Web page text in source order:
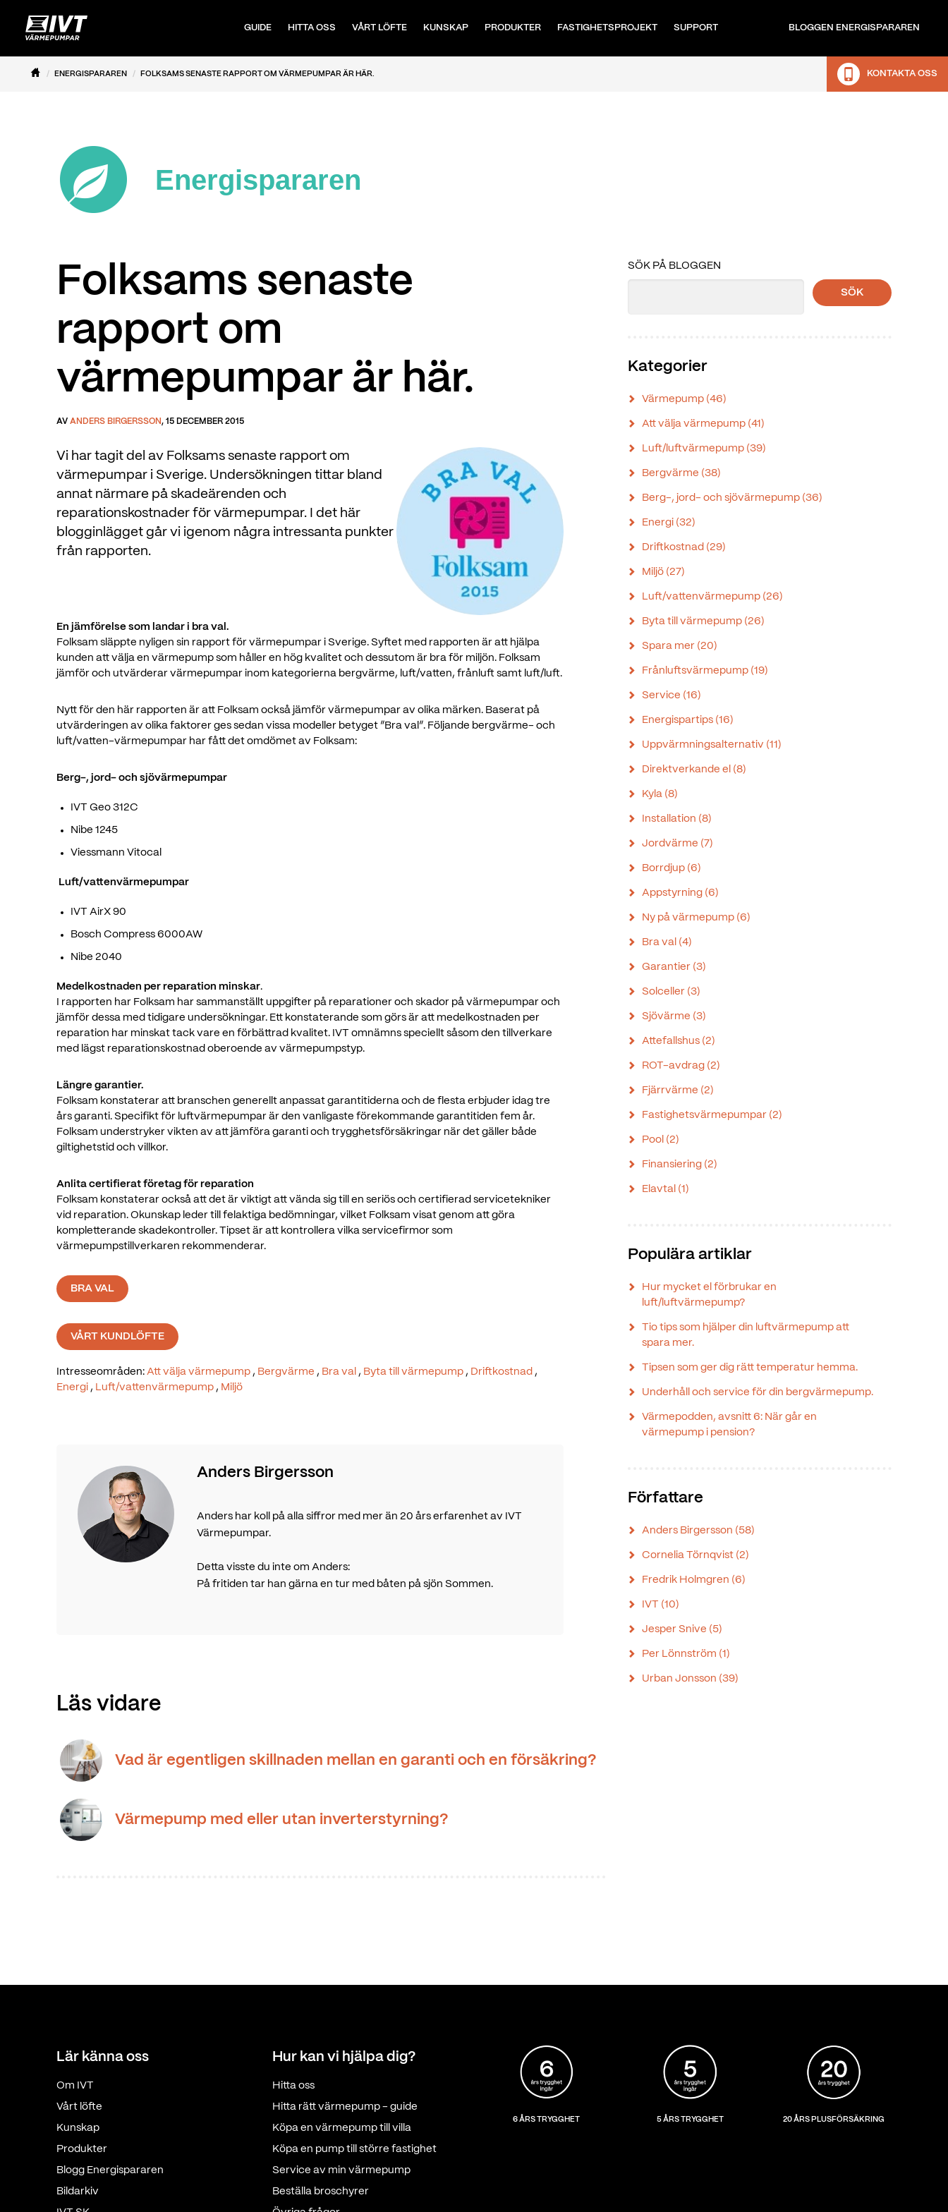
GUIDE HITTA OSS VÅRT LÖFTE KUNSKAP PRODUKTER FASTIGHETSPROJEKT SUPPORT BLOGGEN ENERGISPARAREN
ENERGISPARAREN FOLKSAMS SENASTE RAPPORT OM VÄRMEPUMPAR ÄR HÄR. KONTAKTA OSS
Energispararen
Folksams senaste
rapport om
värmepumpar är här.
AV ANDERS BIRGERSSON, 15 DECEMBER 2015
Vi har tagit del av Folksams senaste rapport om
värmepumpar i Sverige. Undersökningen tittar bland
annat närmare på skadeärenden och
reparationskostnader för värmepumpar. I det här
blogginlägget går vi igenom några intressanta punkter
från rapporten.
En jämförelse som landar i bra val.
Folksam släppte nyligen sin rapport för värmepumpar i Sverige. Syftet med rapporten är att hjälpa
kunden att välja en värmepump som håller en hög kvalitet och dessutom är bra för miljön. Folksam
jämför och utvärderar värmepumpar inom kategorierna bergvärme, luft/vatten, frånluft samt luft/luft.
Nytt för den här rapporten är att Folksam också jämför värmepumpar av olika märken. Baserat på
utvärderingen av olika faktorer ges sedan vissa modeller betyget ”Bra val”. Följande bergvärme- och
luft/vatten-värmepumpar har fått det omdömet av Folksam:
Berg-, jord- och sjövärmepumpar
IVT Geo 312C
Nibe 1245
Viessmann Vitocal
Luft/vattenvärmepumpar
IVT AirX 90
Bosch Compress 6000AW
Nibe 2040
Medelkostnaden per reparation minskar.
I rapporten har Folksam har sammanställt uppgifter på reparationer och skador på värmepumpar och
jämför dessa med tidigare undersökningar. Ett konstaterande som görs är att medelkostnaden per
reparation har minskat tack vare en förbättrad kvalitet. IVT omnämns speciellt såsom den tillverkare
med lägst reparationskostnad oberoende av värmepumpstyp.
Längre garantier.
Folksam konstaterar att branschen generellt anpassat garantitiderna och de flesta erbjuder idag tre
års garanti. Specifikt för luftvärmepumpar är den vanligaste förekommande garantitiden fem år.
Folksam understryker vikten av att jämföra garanti och trygghetsförsäkringar när det gäller både
giltighetstid och villkor.
Anlita certifierat företag för reparation
Folksam konstaterar också att det är viktigt att vända sig till en seriös och certifierad servicetekniker
vid reparation. Okunskap leder till felaktiga bedömningar, vilket Folksam visat genom att göra
kompletterande skadekontroller. Tipset är att kontrollera vilka servicefirmor som
värmepumpstillverkaren rekommenderar.
BRA VAL
VÅRT KUNDLÖFTE
Intresseområden: Att välja värmepump , Bergvärme , Bra val , Byta till värmepump , Driftkostnad ,
Energi , Luft/vattenvärmepump , Miljö
Anders Birgersson
Anders har koll på alla siffror med mer än 20 års erfarenhet av IVT
Värmepumpar.
Detta visste du inte om Anders:
På fritiden tar han gärna en tur med båten på sjön Sommen.
Läs vidare
Vad är egentligen skillnaden mellan en garanti och en försäkring?
Värmepump med eller utan inverterstyrning?
SÖK PÅ BLOGGEN
SÖK
Kategorier
Värmepump (46)
Att välja värmepump (41)
Luft/luftvärmepump (39)
Bergvärme (38)
Berg-, jord- och sjövärmepump (36)
Energi (32)
Driftkostnad (29)
Miljö (27)
Luft/vattenvärmepump (26)
Byta till värmepump (26)
Spara mer (20)
Frånluftsvärmepump (19)
Service (16)
Energispartips (16)
Uppvärmningsalternativ (11)
Direktverkande el (8)
Kyla (8)
Installation (8)
Jordvärme (7)
Borrdjup (6)
Appstyrning (6)
Ny på värmepump (6)
Bra val (4)
Garantier (3)
Solceller (3)
Sjövärme (3)
Attefallshus (2)
ROT-avdrag (2)
Fjärrvärme (2)
Fastighetsvärmepumpar (2)
Pool (2)
Finansiering (2)
Elavtal (1)
Populära artiklar
Hur mycket el förbrukar en
luft/luftvärmepump?
Tio tips som hjälper din luftvärmepump att
spara mer.
Tipsen som ger dig rätt temperatur hemma.
Underhåll och service för din bergvärmepump.
Värmepodden, avsnitt 6: När går en
värmepump i pension?
Författare
Anders Birgersson (58)
Cornelia Törnqvist (2)
Fredrik Holmgren (6)
IVT (10)
Jesper Snive (5)
Per Lönnström (1)
Urban Jonsson (39)
Lär känna oss
Om IVT
Vårt löfte
Kunskap
Produkter
Blogg Energispararen
Bildarkiv
Hur kan vi hjälpa dig?
Hitta oss
Hitta rätt värmepump - guide
Köpa en värmepump till villa
Köpa en pump till större fastighet
Service av min värmepump
Beställa broschyrer
6 ÅRS TRYGGHET 5 ÅRS TRYGGHET 20 ÅRS PLUSFÖRSÄKRING